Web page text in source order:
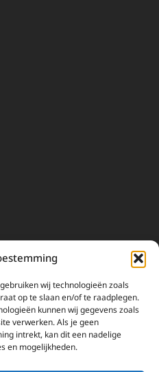
wij technologieën zoals
op te slaan en/of te raadplegen.
kunnen wij gegevens zoals
verwerken. Als je geen
intrekt, kan dit een nadelige
en mogelijkheden.